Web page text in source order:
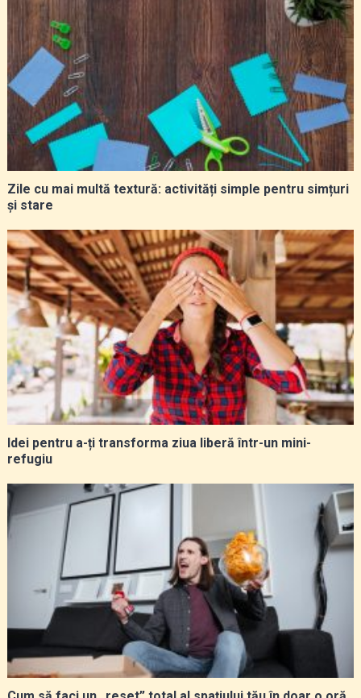
Zile cu mai multă textură: activități simple pentru simțuri
și stare
Idei pentru a-ți transforma ziua liberă într-un mini-
refugiu